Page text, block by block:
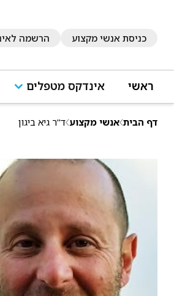
כניסת אנשי מקצוע הרשמה
ראשי אינדקס מטפלים
דף הבית אנשי מקצוע ד"ר גיא ביגון